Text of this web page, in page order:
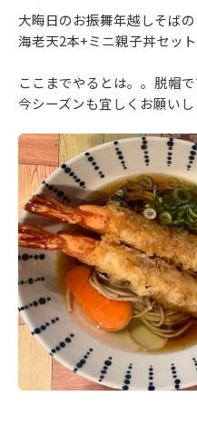
大晦日のお振舞年越しそばの
海老天2本+ミニ親子丼セット
ここまでやるとは。。脱帽で
今シーズンも宜しくお願いし